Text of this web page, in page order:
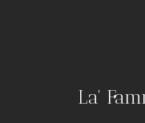
La'